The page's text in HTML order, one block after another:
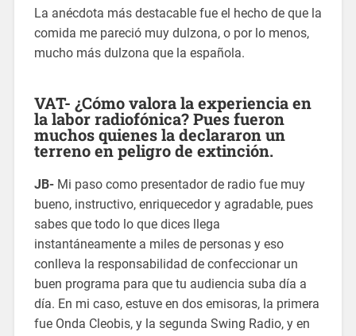
La anécdota más destacable fue el hecho de que la
comida me pareció muy dulzona, o por lo menos,
mucho más dulzona que la española.
VAT- ¿Cómo valora la experiencia en
la labor radiofónica? Pues fueron
muchos quienes la declararon un
terreno en peligro de extinción.
JB-Mi paso como presentador de radio fue muy
bueno, instructivo, enriquecedor y agradable, pues
sabes que todo lo que dices llega
instantáneamente a miles de personas y eso
conlleva la responsabilidad de confeccionar un
buen programa para que tu audiencia suba día a
día. En mi caso, estuve en dos emisoras, la primera
fue Onda Cleobis, y la segunda Swing Radio, y en